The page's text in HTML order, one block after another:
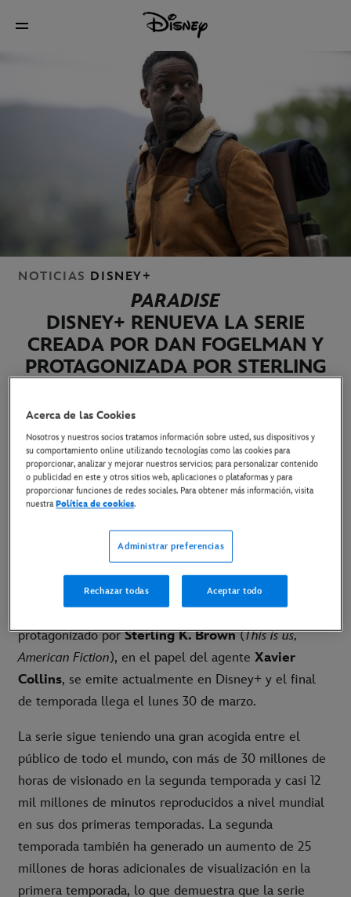
NOTICIAS DISNEY+
PARADISE
DISNEY+ RENUEVA LA SERIE
CREADA POR DAN FOGELMAN Y
PROTAGONIZADA POR STERLING
TEMPORADA
19 de marzo de 2026
Madrid, 18 de marzo de 2026.-
anunciado que la serie dramática original de Hulu
producida por 20th Television,Paradise
temporada de este thriller político creado por
protagonizado porSterling K. Brown(This is us,
American Fiction), en el papel del agente Xavier
Collins, se emite actualmente en Disney+ y el final
de temporada llega el lunes 30 de marzo.
La serie sigue teniendo una gran acogida entre el
público de todo el mundo, con más de 30 millones de
horas de visionado en la segunda temporada y casi 12
mil millones de minutos reproducidos a nivel mundial
en sus dos primeras temporadas. La segunda
temporada también ha generado un aumento de 25
millones de horas adicionales de visualización en la
primera temporada, lo que demuestra que la serie
Acerca de las Cookies
Nosotros y nuestros socios tratamos información sobre usted, sus dispositivos y
su comportamiento online utilizando tecnologías como las cookies para
proporcionar, analizar y mejorar nuestros servicios; para personalizar contenido
o publicidad en este y otros sitios web, aplicaciones o plataformas y para
proporcionar funciones de redes sociales. Para obtener más información, visita
nuestraPolítica de cookies.
Administrar preferencias
Rechazar todas Aceptar todo